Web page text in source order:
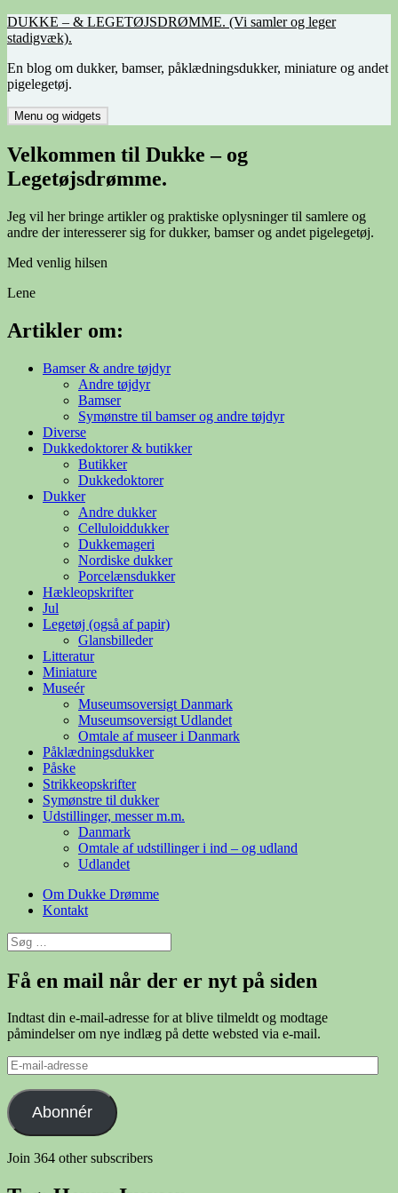
Hop
til
DUKKE – & LEGETØJSDRØMME. (Vi samler og leger
stadigvæk).
En blog om dukker, bamser, påklædningsdukker, miniature og andet
pigelegetøj.
Menu og widgets
Velkommen til Dukke – og
Legetøjsdrømme.
Jeg vil her bringe artikler og praktiske oplysninger til samlere og
andre der interesserer sig for dukker, bamser og andet pigelegetøj.
Med venlig hilsen
Lene
Artikler om:
Bamser & andre tøjdyr
Andre tøjdyr
Bamser
Symønstre til bamser og andre tøjdyr
Diverse
Dukkedoktorer & butikker
Butikker
Dukkedoktorer
Dukker
Andre dukker
Celluloiddukker
Dukkemageri
Nordiske dukker
Porcelænsdukker
Hækleopskrifter
Jul
Legetøj (også af papir)
Glansbilleder
Litteratur
Miniature
Museér
Museumsoversigt Danmark
Museumsoversigt Udlandet
Omtale af museer i Danmark
Påklædningsdukker
Påske
Strikkeopskrifter
Symønstre til dukker
Udstillinger, messer m.m.
Danmark
Omtale af udstillinger i ind – og udland
Udlandet
Om Dukke Drømme
Kontakt
Søg
efter:
Få en mail når der er nyt på siden
Indtast din e-mail-adresse for at blive tilmeldt og modtage
påmindelser om nye indlæg på dette websted via e-mail.
E-
mail-
adresse
Abonnér
Join 364 other subscribers